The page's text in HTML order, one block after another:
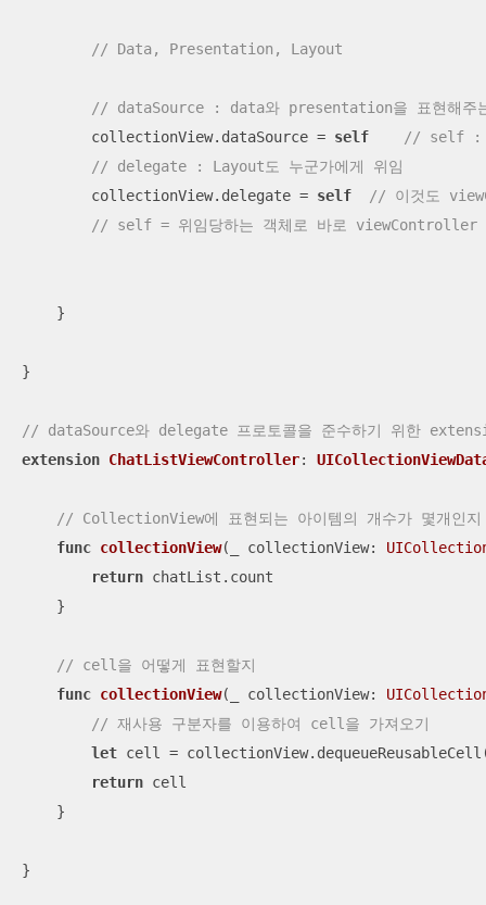
// Data, Presentation, Layout
// dataSource : data와 presentation을 표현해주는
        collectionView.dataSource
= self
// self :
// delegate : Layout도 누군가에게 위임
        collectionView.delegate
= self
// 이것도
// self = 위임당하는 객체로 바로 viewController
    }
}
// dataSource와 delegate 프로토콜을 준수하기 위한
extension ChatListViewController:
// CollectionView에 표현되는 아이템의 개수가 몇개
func collectionView( collectionView:
return chatList.count
    }
// cell을 어떻게 표현할지
func collectionView( collectionView:
// 재사용 구분자를 이용하여 cell을 가져오기
let cell =
return cell
    }
}